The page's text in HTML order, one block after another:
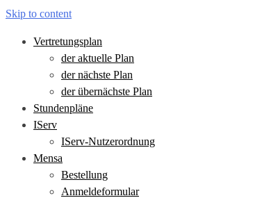
Skip to content
Vertretungsplan
der aktuelle Plan
der nächste Plan
der übernächste Plan
Stundenpläne
IServ
IServ-Nutzerordnung
Mensa
Bestellung
Anmeldeformular